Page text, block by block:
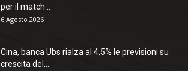
per il match...
6 Agosto 2026
Cina, banca Ubs rialza al 4,5% le previsioni su
crescita del...